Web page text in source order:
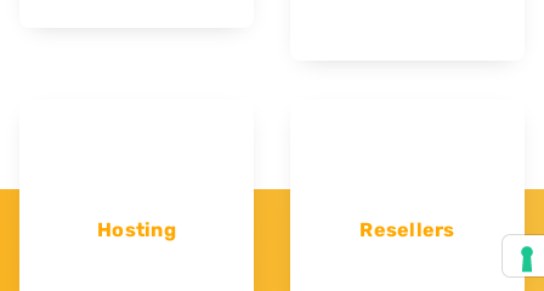
Hosting Resellers